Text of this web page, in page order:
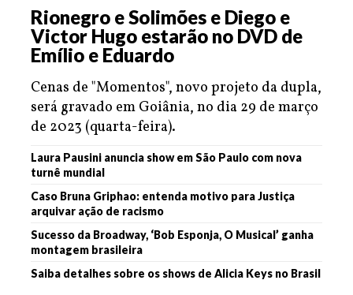
Rionegro e Solimões e Diego e
Victor Hugo estarão no DVD de
Emílio e Eduardo
Cenas de "Momentos", novo projeto da dupla,
será gravado em Goiânia, no dia 29 de março
de 2023 (quarta-feira).
Laura Pausini anuncia show em São Paulo com nova
turnê mundial
Caso Bruna Griphao: entenda motivo para Justiça
arquivar ação de racismo
Sucesso da Broadway, ‘Bob Esponja, O Musical’ ganha
montagem brasileira
Saiba detalhes sobre os shows de Alicia Keys no Brasil